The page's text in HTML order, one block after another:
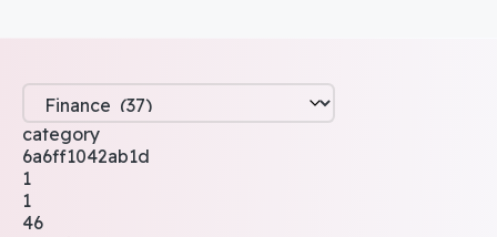
category
6a6ff1042ab1d
1
1
46